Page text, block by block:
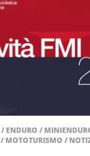
/ ENDURO /
/ MOTOTURISMO /